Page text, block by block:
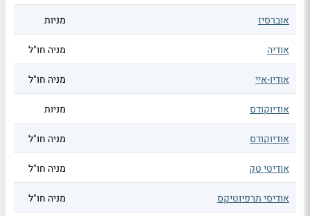
אוברסיז
מניות
אודיה מניה חו"ל
אודיו-איי מניה חו"ל
אודיוקודס מניות
אודיוקודס מניה חו"ל
אודיטי טק מניה חו"ל
אודיסי תרפיוטיקס מניה חו"ל